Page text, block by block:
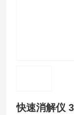
快速消解仪